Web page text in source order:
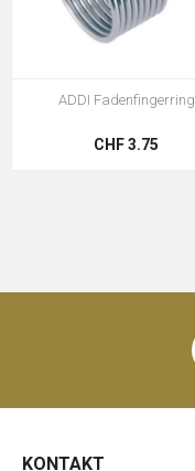
ADDI Fadenfingerring
CHF 3.75
KONTAKT